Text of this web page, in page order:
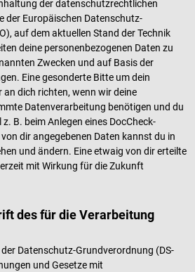
der datenschutzrechtlichen
der Europäischen Datenschutz-
auf dem aktuellen Stand der Technik
deine personenbezogenen Daten zu
Zwecken und auf Basis der
Eine gesonderte Bitte um dein
dich richten, wenn wir deine
Datenverarbeitung benötigen und du
B. beim Anlegen eines DocCheck-
dir angegebenen Daten kannst du in
und ändern. Eine etwaig von dir erteilte
mit Wirkung für die Zukunft
des für die Verarbeitung
Datenschutz-Grundverordnung (DS-
und Gesetze mit